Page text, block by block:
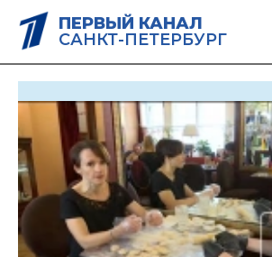
ПЕРВЫЙ КАНАЛ
САНКТ-ПЕТЕРБУРГ